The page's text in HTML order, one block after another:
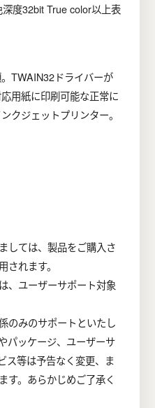
度32bit True color以上表
TWAIN32ドライバーが
用紙に印刷可能な正常に
クジェットプリンター。
しては、製品をご購入さ
されます。
、ユーザーサポート対象
のみのサポートといたし
パッケージ、ユーザーサ
ス等は予告なく変更、ま
す。あらかじめご了承く